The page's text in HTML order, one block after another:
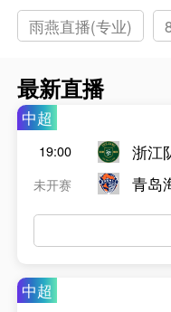
雨燕直播(专业)
最新直播
中超
19:00
未开赛
浙江
青岛
中超